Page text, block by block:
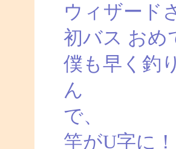
ウィザード
初バス おめ
僕も早く釣
ん
で、
竿がU字に！